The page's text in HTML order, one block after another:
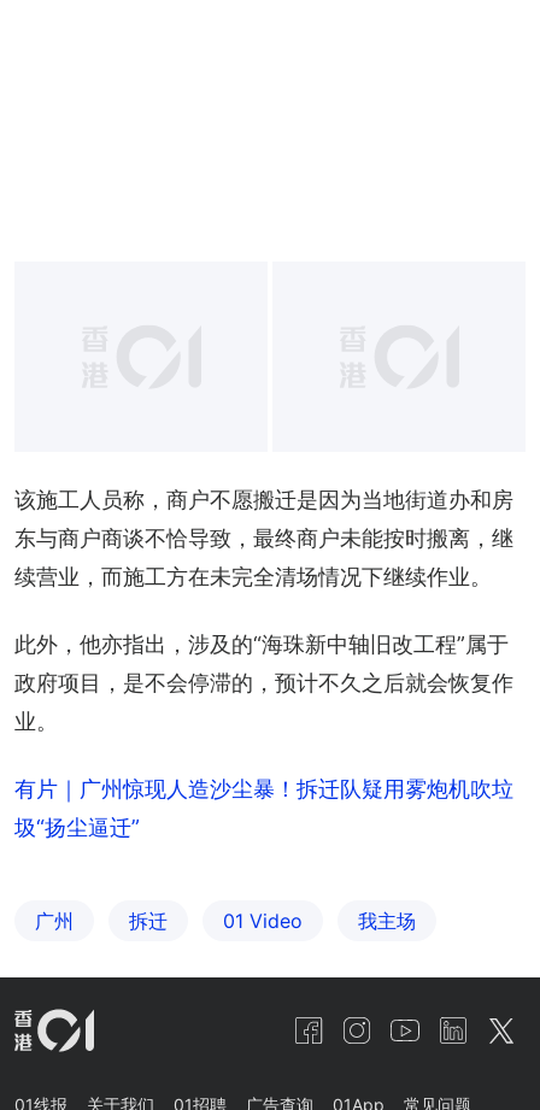
该施工人员称，商户不愿搬迁是因为当地街道办和房
东与商户商谈不恰导致，最终商户未能按时搬离，继
续营业，而施工方在未完全清场情况下继续作业。
此外，他亦指出，涉及的“海珠新中轴旧改工程”属于
政府项目，是不会停滞的，预计不久之后就会恢复作
业。
有片｜广州惊现人造沙尘暴！拆迁队疑用雾炮机吹垃
圾“扬尘逼迁”
广州 拆迁 01 Video 我主场
01线报 关于我们 01招聘 广告查询 01App 常见问题